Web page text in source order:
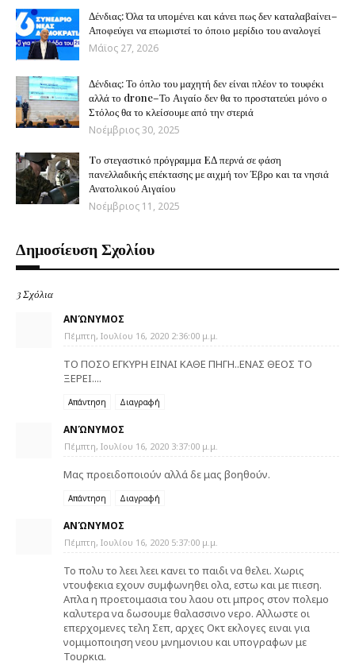
Δένδιας: Όλα τα υπομένει και κάνει πως δεν καταλαβαίνει–
Αποφεύγει να επωμιστεί το όποιο μερίδιο του αναλογεί
Μάϊος 27, 2026
Δένδιας: Το όπλο του μαχητή δεν είναι πλέον το τουφέκι
αλλά το drone–Το Αιγαίο δεν θα το προστατεύει μόνο ο
Στόλος θα το κλείσουμε από την στεριά
Νοέμβριος 30, 2025
Tο στεγαστικό πρόγραμμα EΔ περνά σε φάση
πανελλαδικής επέκτασης με αιχμή τον Έβρο και τα νησιά
Ανατολικού Αιγαίου
Νοέμβριος 11, 2025
Δημοσίευση Σχολίου
3 Σχόλια
ΑΝΏΝΥΜΟΣ
Πέμπτη, Ιουλίου 16, 2020 2:36:00 μ.μ.
ΤΟ ΠΟΣΟ ΕΓΚΥΡΗ ΕΙΝΑΙ ΚΑΘΕ ΠΗΓΗ..ΕΝΑΣ ΘΕΟΣ ΤΟ
ΞΕΡΕΙ....
Απάντηση Διαγραφή
ΑΝΏΝΥΜΟΣ
Πέμπτη, Ιουλίου 16, 2020 3:37:00 μ.μ.
Μας προειδοποιούν αλλά δε μας βοηθούν.
Απάντηση Διαγραφή
ΑΝΏΝΥΜΟΣ
Πέμπτη, Ιουλίου 16, 2020 5:37:00 μ.μ.
Το πολυ το λεει λεει κανει το παιδι να θελει. Χωρις
ντουφεκια εχουν συμφωνηθει ολα, εστω και με πιεση.
Απλα η προετοιμασια του λαου οτι μπρος στον πολεμο
καλυτερα να δωσουμε θαλασσινο νερο. Αλλωστε οι
επερχομενες τελη Σεπ, αρχες Οκτ εκλογες ειναι για
νομιμοποιηση νεου μνημονιου και υπογραφων με
Τουρκια.